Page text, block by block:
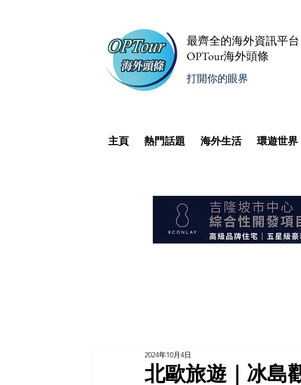
最齊全的海外資訊平台
OPTour海外頭條
打開你的眼界
主頁 熱門話題 海外生活 環遊世界
北歐旅遊｜冰島
2024年10月4日